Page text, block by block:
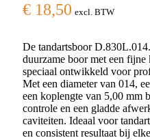
€ 18,50 excl. BTW
De tandartsboor
duurzame boor met een
speciaal ontwikkeld voor
Met een diameter van 014,
een koplengte van 5,00 mm
controle en een gladde
caviteiten. Ideaal voor
en consistent resultaat bij